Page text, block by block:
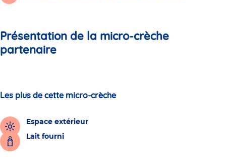
Présentation de la micro-crèche
partenaire
Les plus de cette micro-crèche
Espace extérieur
Lait fourni